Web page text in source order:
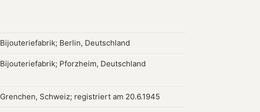
Bijouteriefabrik; Berlin, Deutschland
Bijouteriefabrik; Pforzheim, Deutschland
Grenchen, Schweiz; registriert am 20.6.1945